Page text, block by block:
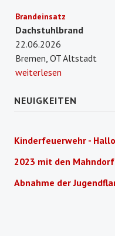
Brandeinsatz
Dachstuhlbrand
22.06.2026
Bremen, OT Altstadt
weiterlesen
NEUIGKEITEN
Kinderfeuerwehr -
2023 mit den
Abnahme der